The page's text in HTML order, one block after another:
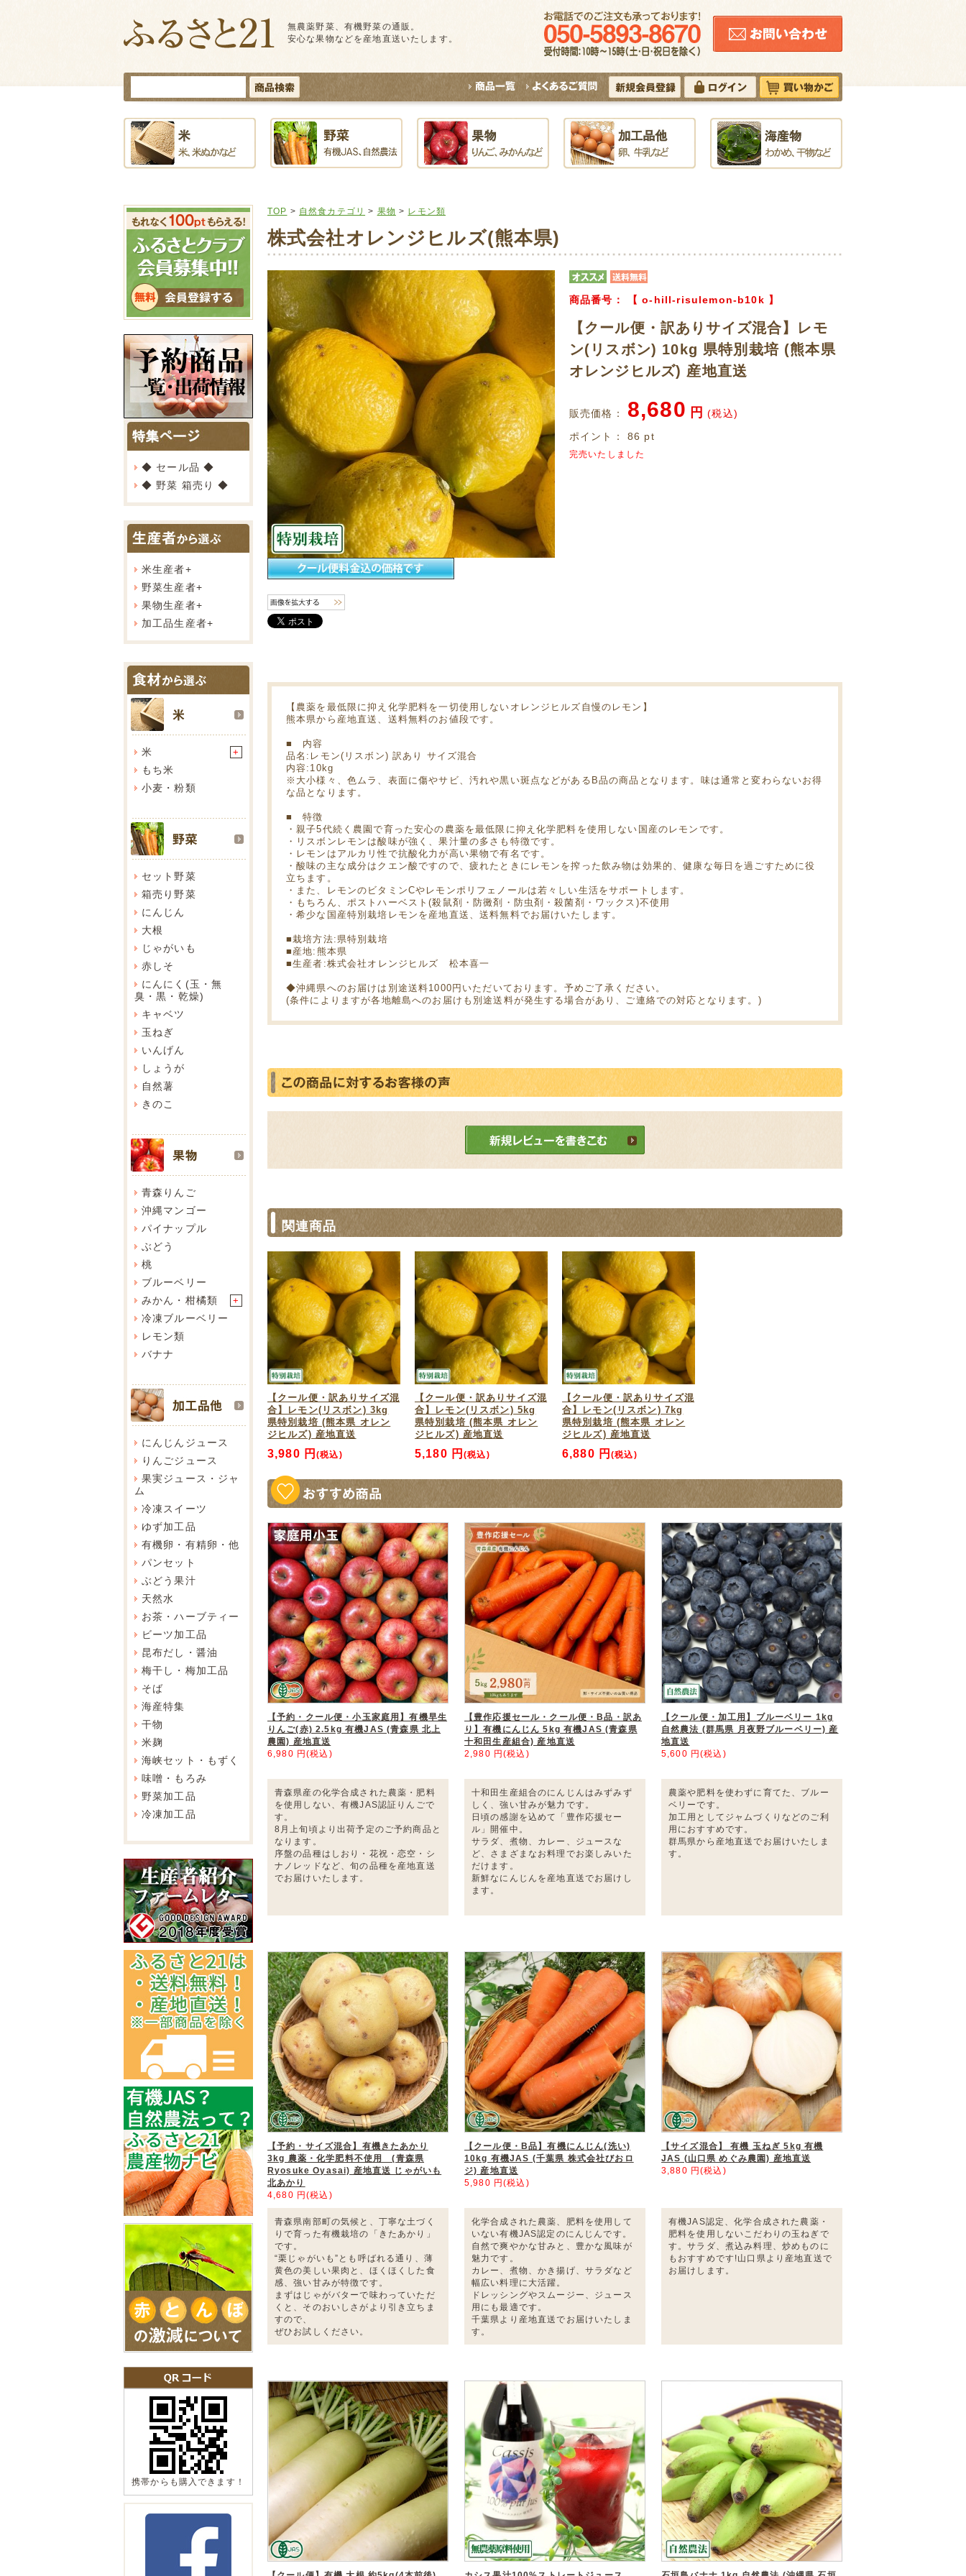
無農薬野菜、有機野菜の通販。
安心な果物などを産地直送いたします。
◆ セール品 ◆
◆ 野菜 箱売り ◆
米生産者+
野菜生産者+
果物生産者+
加工品生産者+
米 +
もち米
小麦・粉類
セット野菜
箱売り野菜
にんじん
大根
じゃがいも
赤しそ
にんにく(玉・無
臭・黒・乾燥)
キャベツ
玉ねぎ
いんげん
しょうが
自然薯
きのこ
青森りんご
沖縄マンゴー
パイナップル
ぶどう
桃
ブルーベリー
みかん・柑橘類
+
冷凍ブルーベリー
レモン類
バナナ
にんじんジュース
りんごジュース
果実ジュース・ジャ
ム
冷凍スイーツ
ゆず加工品
有機卵・有精卵・他
パンセット
ぶどう果汁
天然水
お茶・ハーブティー
ビーツ加工品
昆布だし・醤油
梅干し・梅加工品
そば
海産特集
干物
米麹
海峡セット・もずく
味噌・もろみ
野菜加工品
冷凍加工品
携帯からも購入できます！
TOP > 自然食カテゴリ > 果物 > レモン類
株式会社オレンジヒルズ(熊本県)
商品番号： 【o-hill-risulemon-b10k 】
【クール便・訳ありサイズ混合】レモ
ン(リスボン) 10kg 県特別栽培 (熊本県
オレンジヒルズ) 産地直送
販売価格： 8,680 円 (税込)
ポイント： 86 pt
完売いたしました
【農薬を最低限に抑え化学肥料を一切使用しないオレンジヒルズ自慢のレモン】
熊本県から産地直送、送料無料のお値段です。
■ 内容
品名:レモン(リスボン) 訳あり サイズ混合
内容:10kg
※大小様々、色ムラ、表面に傷やサビ、汚れや黒い斑点などがあるB品の商品となります。味は通常と変わらないお得
な品となります。
■ 特徴
・親子5代続く農園で育った安心の農薬を最低限に抑え化学肥料を使用しない国産のレモンです。
・リスボンレモンは酸味が強く、果汁量の多さも特徴です。
・レモンはアルカリ性で抗酸化力が高い果物で有名です。
・酸味の主な成分はクエン酸ですので、疲れたときにレモンを搾った飲み物は効果的、健康な毎日を過ごすために役
立ちます。
・また、レモンのビタミンCやレモンポリフェノールは若々しい生活をサポートします。
・もちろん、ポストハーベスト(殺鼠剤・防黴剤・防虫剤・殺菌剤・ワックス)不使用
・希少な国産特別栽培レモンを産地直送、送料無料でお届けいたします。
■栽培方法:県特別栽培
■産地:熊本県
■生産者:株式会社オレンジヒルズ 松本喜一
◆沖縄県へのお届けは別途送料1000円いただいております。予めご了承ください。
(条件によりますが各地離島へのお届けも別途送料が発生する場合があり、ご連絡での対応となります。)
関連商品
【クール便・訳ありサイズ混
合】レモン(リスボン) 3kg
県特別栽培 (熊本県 オレン
ジヒルズ) 産地直送
3,980 円(税込)
【クール便・訳ありサイズ混
合】レモン(リスボン) 5kg
県特別栽培 (熊本県 オレン
ジヒルズ) 産地直送
5,180 円(税込)
【クール便・訳ありサイズ混
合】レモン(リスボン) 7kg
県特別栽培 (熊本県 オレン
ジヒルズ) 産地直送
6,880 円(税込)
【予約・クール便・小玉家庭用】有機早生
りんご(赤) 2.5kg 有機JAS (青森県 北上
農園) 産地直送
6,980 円(税込)
青森県産の化学合成された農薬・肥料
を使用しない、有機JAS認証りんごで
す。
8月上旬頃より出荷予定のご予約商品と
なります。
序盤の品種はしおり・花祝・恋空・シ
ナノレッドなど、旬の品種を産地直送
でお届けいたします。
【豊作応援セール・クール便・B品・訳あ
り】有機にんじん 5kg 有機JAS (青森県
十和田生産組合) 産地直送
2,980 円(税込)
十和田生産組合のにんじんはみずみず
しく、強い甘みが魅力です。
日頃の感謝を込めて「豊作応援セー
ル」開催中。
サラダ、煮物、カレー、ジュースな
ど、さまざまなお料理でお楽しみいた
だけます。
新鮮なにんじんを産地直送でお届けし
ます。
【クール便・加工用】ブルーベリー 1kg
自然農法 (群馬県 月夜野ブルーベリー) 産
地直送
5,600 円(税込)
農薬や肥料を使わずに育てた、ブルー
ベリーです。
加工用としてジャムづくりなどのご利
用におすすめです。
群馬県から産地直送でお届けいたしま
す。
【予約・サイズ混合】有機きたあかり
3kg 農薬・化学肥料不使用 (青森県
Ryosuke Oyasai) 産地直送 じゃがいも
北あかり
4,680 円(税込)
青森県南部町の気候と、丁寧な土づく
りで育った有機栽培の「きたあかり」
です。
“栗じゃがいも”とも呼ばれる通り、薄
黄色の美しい果肉と、ほくほくした食
感、強い甘みが特徴です。
まずはじゃがバターで味わっていただ
くと、そのおいしさがより引き立ちま
すので、
ぜひお試しください。
【クール便・B品】有機にんじん(洗い)
10kg 有機JAS (千葉県 株式会社びおロ
ジ) 産地直送
5,980 円(税込)
化学合成された農薬、肥料を使用して
いない有機JAS認定のにんじんです。
自然で爽やかな甘みと、豊かな風味が
魅力です。
カレー、煮物、かき揚げ、サラダなど
幅広い料理に大活躍。
ドレッシングやスムージー、ジュース
用にも最適です。
千葉県より産地直送でお届けいたしま
す。
【サイズ混合】 有機 玉ねぎ 5kg 有機
JAS (山口県 めぐみ農園) 産地直送
3,880 円(税込)
有機JAS認定、化学合成された農薬・
肥料を使用しないこだわりの玉ねぎで
す。サラダ、煮込み料理、炒めものに
もおすすめです!山口県より産地直送で
お届けします。